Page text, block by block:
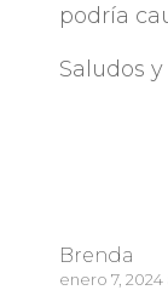
podría
Saludos
Brenda
enero 7, 2024